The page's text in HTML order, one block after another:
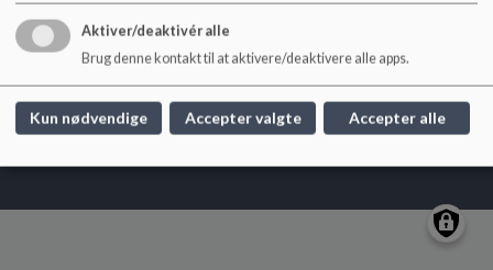
Sitemap
Cookie politik
Aktiver/deaktivér alle
Brug denne kontakt til at aktivere/deaktivere alle apps.
Kun nødvendige Accepter valgte Accepter alle